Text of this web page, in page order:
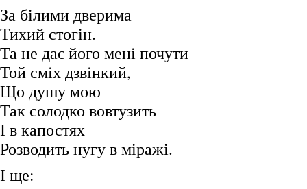
За білими дверима
Тихий стогін.
Та не дає його мені почути
Той сміх дзвінкий,
Що душу мою
Так солодко вовтузить
І в капостях
Розводить нугу в міражі.
І ще: